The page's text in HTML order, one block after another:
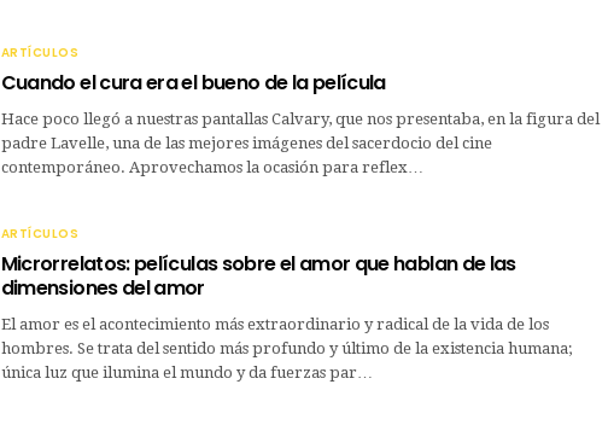
ARTÍCULOS
Cuando el cura era el bueno de la película
Hace poco llegó a nuestras pantallas Calvary, que nos presentaba, en la figura del
padre Lavelle, una de las mejores imágenes del sacerdocio del cine
contemporáneo. Aprovechamos la ocasión para reflex…
ARTÍCULOS
Microrrelatos: películas sobre el amor que hablan de las
dimensiones del amor
El amor es el acontecimiento más extraordinario y radical de la vida de los
hombres. Se trata del sentido más profundo y último de la existencia humana;
única luz que ilumina el mundo y da fuerzas par…